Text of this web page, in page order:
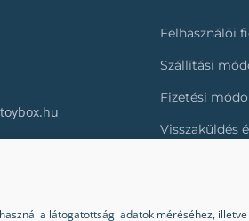
a látogatottsági adatok méréséhez, illetve
Felhasználói
Szállítási
Fizetési
Visszaküldés